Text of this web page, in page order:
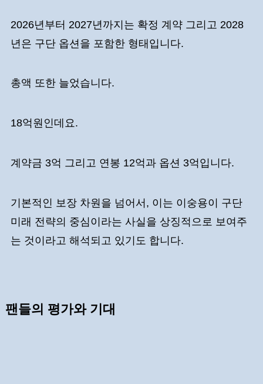
2026년부터 2027년까지는 확정 계약 그리고 2028
년은 구단 옵션을 포함한 형태입니다.
총액 또한 늘었습니다.
18억원인데요.
계약금 3억 그리고 연봉 12억과 옵션 3억입니다.
기본적인 보장 차원을 넘어서, 이는 이숭용이 구단
미래 전략의 중심이라는 사실을 상징적으로 보여주
는 것이라고 해석되고 있기도 합니다.
팬들의 평가와 기대